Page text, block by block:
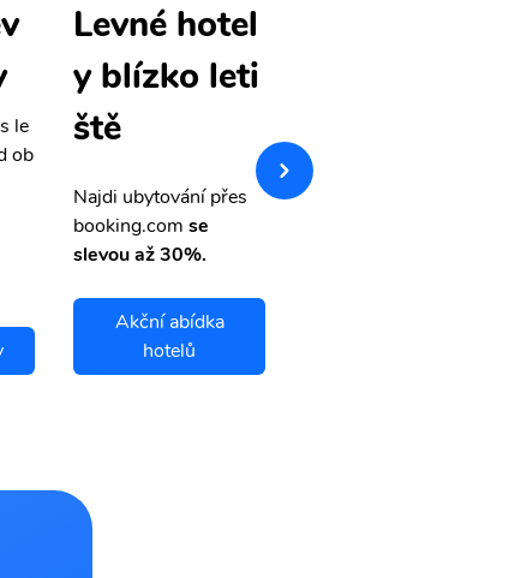
le
ob
Levné hotel
y blízko leti
ště
Najdi ubytování přes
booking.com se
slevou až 30%.
Akční abídka
hotelů
vnými letenkami od ob
letsvet.cz